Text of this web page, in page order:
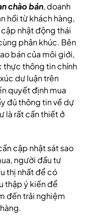
chào bán, doanh
hồi từ khách hàng,
nhật động thái
phân khúc. Bên
bán của môi giới,
thực thông tin chính
dư luận trên
quyết định mua
đủ thông tin về dự
là rất cần thiết ở
cập nhật sát sao
người đầu tư
thị nhất để có
thập ý kiến để
đến trải nghiệm